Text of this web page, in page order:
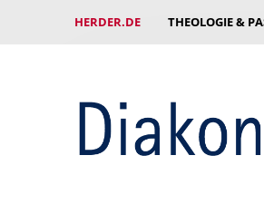
HERDER.DE THEOLOGIE &